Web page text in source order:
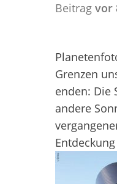
Beitrag vor
Grenzen
enden: Die
andere